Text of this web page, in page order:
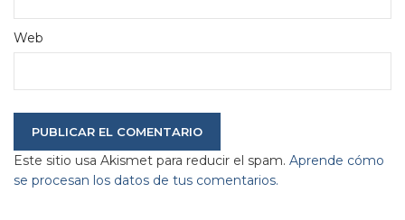
Web
Este sitio usa Akismet para reducir el spam. Aprende cómo
se procesan los datos de tus comentarios.